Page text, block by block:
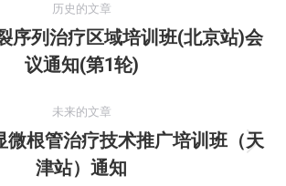
历史的文章
历
史
文
章：
序列治疗区域培训班(北京站)会
议通知(第1轮)
未来的文章
未
来
微根管治疗技术推广培训班（天
津站）通知